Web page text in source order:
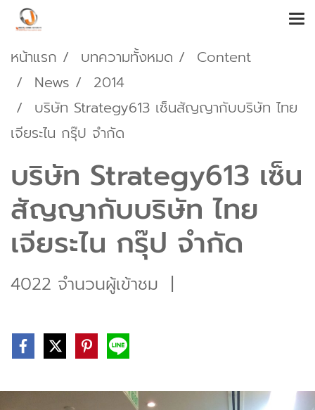
หน้าแรก บทความทั้งหมด
Content
News
2014
บริษัท Strategy613 เซ็นสัญญากับบริษัท ไทย
เจียระไน กรุ๊ป จำกัด
บริษัท Strategy613 เซ็น
สัญญากับบริษัท ไทย
เจียระไน กรุ๊ป จำกัด
4022 จำนวนผู้เข้าชม |